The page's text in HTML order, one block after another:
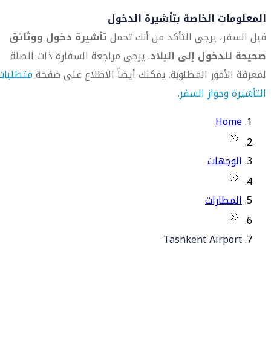
المعلومات الخاصة بتأشيرة الدخول
قبل السفر، يرجى التأكد من أنك تحملتأشيرة دخول ووثائق
صحيحة للدخول إلى البلاد. يرجى مراجعة السفارة ذات الصلة
لمعرفة الأمور المطلوبة. يمكنك أيضاً الاطلاع على صفحة
التأشيرة وجواز السفر.
Home
الوجهات
المطارات
Tashkent Airport